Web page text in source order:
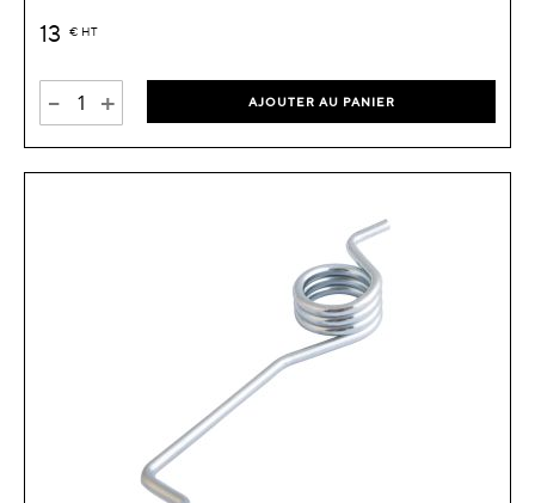
13 € HT
- + AJOUTER AU PANIER